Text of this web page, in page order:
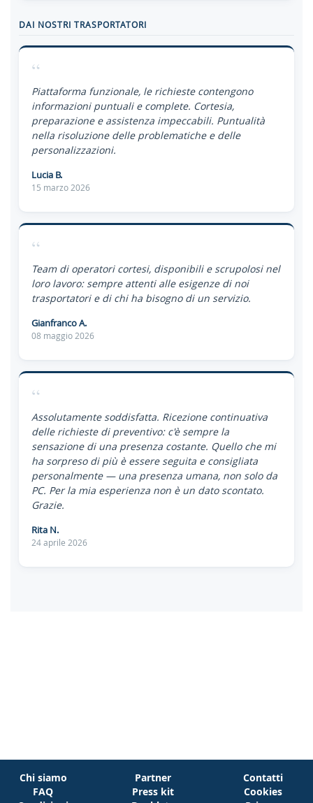
DAI NOSTRI TRASPORTATORI
“
Piattaforma funzionale, le richieste contengono
informazioni puntuali e complete. Cortesia,
preparazione e assistenza impeccabili. Puntualità
nella risoluzione delle problematiche e delle
personalizzazioni.
Lucia B.
15 marzo 2026
“
Team di operatori cortesi, disponibili e scrupolosi nel
loro lavoro: sempre attenti alle esigenze di noi
trasportatori e di chi ha bisogno di un servizio.
Gianfranco A.
08 maggio 2026
“
Assolutamente soddisfatta. Ricezione continuativa
delle richieste di preventivo: c'è sempre la
sensazione di una presenza costante. Quello che mi
ha sorpreso di più è essere seguita e consigliata
personalmente — una presenza umana, non solo da
PC. Per la mia esperienza non è un dato scontato.
Grazie.
Rita N.
24 aprile 2026
Chi siamo
FAQ
Partner
Press kit
Contatti
Cookies